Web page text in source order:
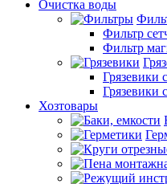
Очистка воды
Фильтр
Фильтр
Грязевики
Грязевики
Хозтовары